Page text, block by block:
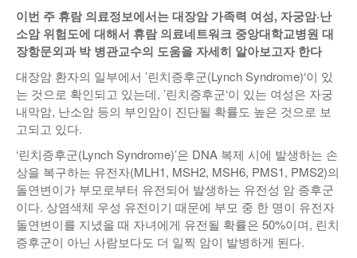
이번 주 휴람 의료정보에서는 대장암 가족력 여성,자궁암·난
소암 위험도에 대해서 휴람 의료네트워크 중앙대학교병원 대
장항문외과 박 병관교수의 도움을 자세히 알아보고자 한다
대장암 환자의 일부에서 ’린치증후군(Lynch Syndrome)‘이 있
는 것으로 확인되고 있는데, ’린치증후군‘이 있는 여성은 자궁
내막암, 난소암 등의 부인암이 진단될 확률도 높은 것으로 보
고되고 있다.
‘린치증후군(Lynch Syndrome)’은 DNA 복제 시에 발생하는 손
상을 복구하는 유전자(MLH1, MSH2, MSH6, PMS1, PMS2)의
돌연변이가 부모로부터 유전되어 발생하는 유전성 암 증후군
이다. 상염색체 우성 유전이기 때문에 부모 중 한 명이 유전자
돌연변이를 지녔을 때 자녀에게 유전될 확률은 50%이며, 린치
증후군이 아닌 사람보다도 더 일찍 암이 발병하게 된다.